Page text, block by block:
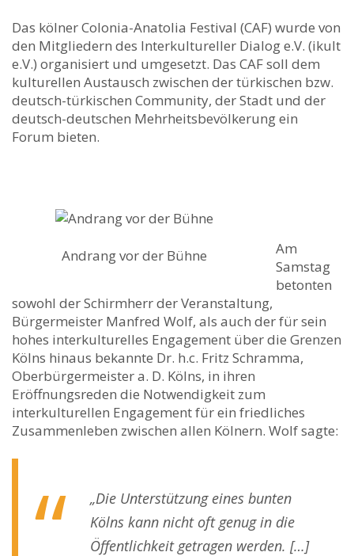
Das kölner Colonia-Anatolia Festival (CAF) wurde von
den Mitgliedern des Interkultureller Dialog e.V. (ikult
e.V.) organisiert und umgesetzt. Das CAF soll dem
kulturellen Austausch zwischen der türkischen bzw.
deutsch-türkischen Community, der Stadt und der
deutsch-deutschen Mehrheitsbevölkerung ein
Forum bieten.
Andrang vor der Bühne
Am
Samstag
betonten
sowohl der Schirmherr der Veranstaltung,
Bürgermeister Manfred Wolf, als auch der für sein
hohes interkulturelles Engagement über die Grenzen
Kölns hinaus bekannte Dr. h.c. Fritz Schramma,
Oberbürgermeister a. D. Kölns, in ihren
Eröffnungsreden die Notwendigkeit zum
interkulturellen Engagement für ein friedliches
Zusammenleben zwischen allen Kölnern. Wolf sagte:
„Die Unterstützung eines bunten
Kölns kann nicht oft genug in die
Öffentlichkeit getragen werden. […]